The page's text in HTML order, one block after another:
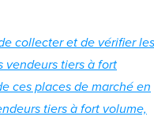
collecter et de vérifier les
vendeurs tiers à fort
ces places de marché en
tiers à fort volume,